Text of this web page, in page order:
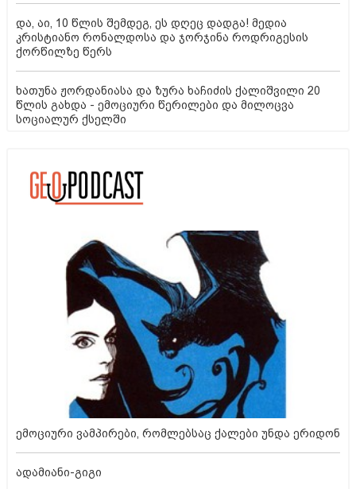
და, აი, 10 წლის შემდეგ, ეს დღეც დადგა! მედია
კრისტიანო რონალდოსა და ჯორჯინა როდრიგესის
ქორწილზე წერს
ხათუნა ჟორდანიასა და ზურა ხაჩიძის ქალიშვილი 20
წლის გახდა - ემოციური წერილები და მილოცვა
სოციალურ ქსელში
ემოციური ვამპირები, რომლებსაც ქალები უნდა ერიდონ
ადამიანი-გიგი